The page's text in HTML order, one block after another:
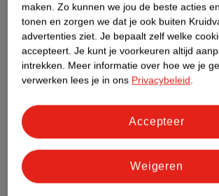
Over dit product
Productinformatie
Etiketinformatie
Nature Impact Score
Dit product heeft (nog)
Impact Score.
Meer informatie
maken. Zo kunnen we jou de beste acties
tonen en zorgen we dat je ook buiten
advertenties ziet. Je bepaalt zelf welke
accepteert. Je kunt je voorkeuren altijd
intrekken. Meer informatie over hoe we je
verwerken lees je in ons Privacybeleid.
Weigeren
Accepteer